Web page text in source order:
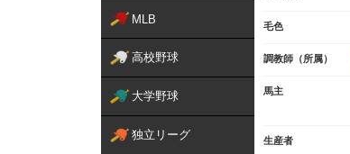
MLB
高校野球
大学野球
独立リーグ
毛色
調教師（所属）
馬主
生産者